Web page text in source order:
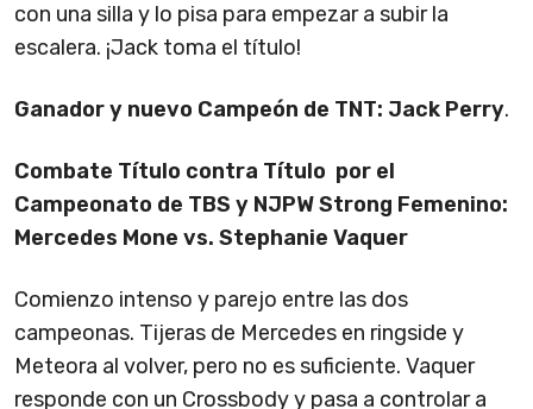
con una silla y lo pisa para empezar a subir la
escalera. ¡Jack toma el título!
Ganador y nuevo Campeón de TNT: Jack Perry.
Combate Título contra Título por el
Campeonato de TBS y NJPW Strong Femenino:
Mercedes Mone vs. Stephanie Vaquer
Comienzo intenso y parejo entre las dos
campeonas. Tijeras de Mercedes en ringside y
Meteora al volver, pero no es suficiente. Vaquer
responde con un Crossbody y pasa a controlar a